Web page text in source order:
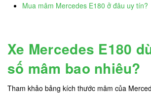
Mua mâm Mercedes E180 ở đâu uy tín?
Xe Mercedes E180
số mâm bao nhiêu?
Tham khảo bảng kích thước mâm của